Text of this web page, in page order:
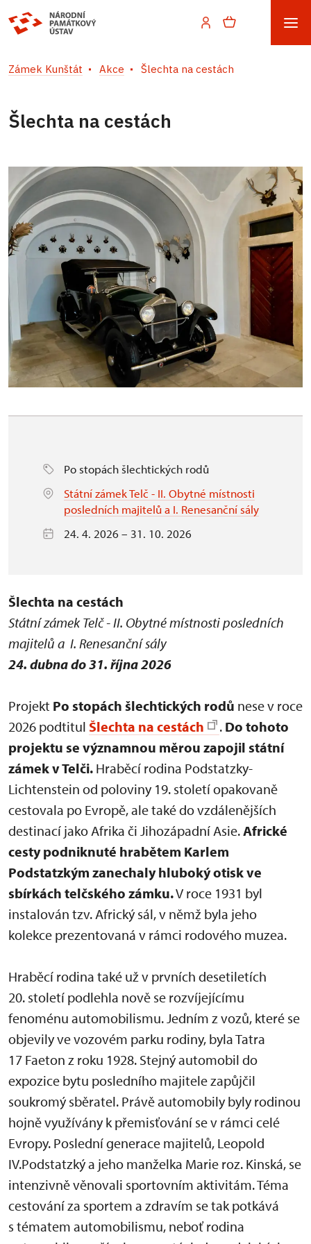
Zámek Kunštát Akce Šlechta na cestách
Šlechta na cestách
Po stopách šlechtických rodů
Státní zámek Telč - II. Obytné místnosti
posledních majitelů a I. Renesanční sály
24. 4. 2026 – 31. 10. 2026
Šlechta na cestách
Státní zámek Telč - II. Obytné místnosti posledních
majitelů a I. Renesanční sály
24. dubna do 31. října 2026
Projekt Po stopách šlechtických rodů nese v roce
2026 podtitul Šlechta na cestách . Do tohoto
projektu se významnou měrou zapojil státní
zámek v Telči. Hraběcí rodina Podstatzky-
Lichtenstein od poloviny 19. století opakovaně
cestovala po Evropě, ale také do vzdálenějších
destinací jako Afrika či Jihozápadní Asie.Africké
cesty podniknuté hrabětem Karlem
Podstatzkým zanechaly hluboký otisk ve
sbírkách telčského zámku.V roce 1931 byl
instalován tzv. Africký sál, v němž byla jeho
kolekce prezentovaná v rámci rodového muzea.
Hraběcí rodina také už v prvních desetiletích
20. století podlehla nově se rozvíjejícímu
fenoménu automobilismu. Jedním z vozů, které se
objevily ve vozovém parku rodiny, byla Tatra
17 Faeton z roku 1928. Stejný automobil do
expozice bytu posledního majitele zapůjčil
soukromý sběratel. Právě automobily byly rodinou
hojně využívány k přemisťování se v rámci celé
Evropy. Poslední generace majitelů, Leopold
IV.Podstatzký a jeho manželka Marie roz. Kinská, se
intenzivně věnovali sportovním aktivitám. Téma
cestování za sportem a zdravím se tak potkává
s tématem automobilismu, neboť rodina